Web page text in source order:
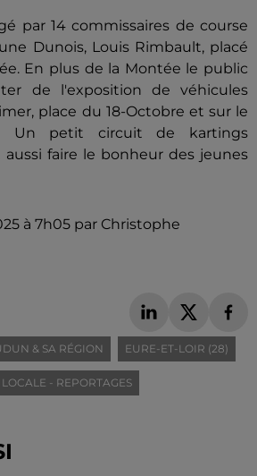
par 14 commissaires de course
Dunois, Louis Rimbault, placé
En plus de la Montée le public
de l'exposition de véhicules
place du 18-Octobre et sur le
Un petit circuit de kartings
faire le bonheur des jeunes
à 7h05 par Christophe
& SA RÉGION EURE-ET-LOIR (28)
- REPORTAGES